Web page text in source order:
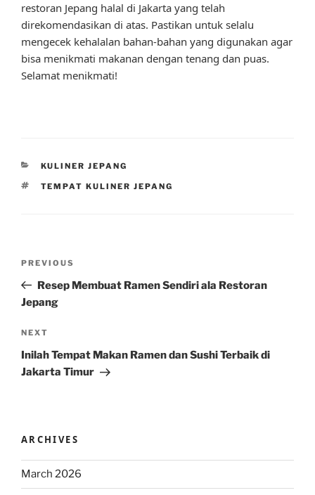
restoran Jepang halal di Jakarta yang telah
direkomendasikan di atas. Pastikan untuk selalu
mengecek kehalalan bahan-bahan yang digunakan agar
bisa menikmati makanan dengan tenang dan puas.
Selamat menikmati!
CATEGORIES
KULINER JEPANG
TAGS
TEMPAT KULINER JEPANG
Previous
Post
PREVIOUS
Resep Membuat Ramen Sendiri ala Restoran
Jepang
Next
Post
NEXT
Inilah Tempat Makan Ramen dan Sushi Terbaik di
Jakarta Timur
ARCHIVES
March 2026